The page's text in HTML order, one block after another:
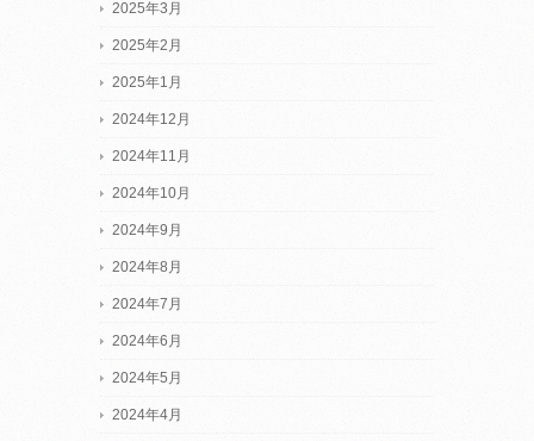
2025年3月
2025年2月
2025年1月
2024年12月
2024年11月
2024年10月
2024年9月
2024年8月
2024年7月
2024年6月
2024年5月
2024年4月